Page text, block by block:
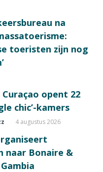
na
toeristen zijn nog
opent 22
chic’-kamers
4 augustus 2026
naar Bonaire &